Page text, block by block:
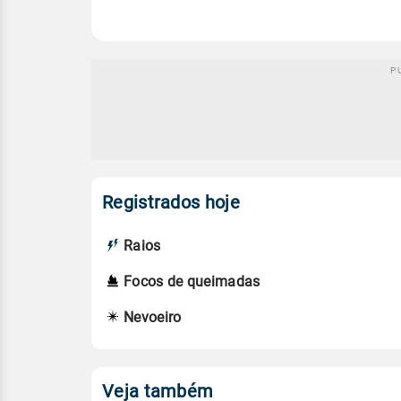
Registrados hoje
Raios
Focos de queimadas
Nevoeiro
Veja também